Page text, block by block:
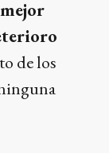
de los